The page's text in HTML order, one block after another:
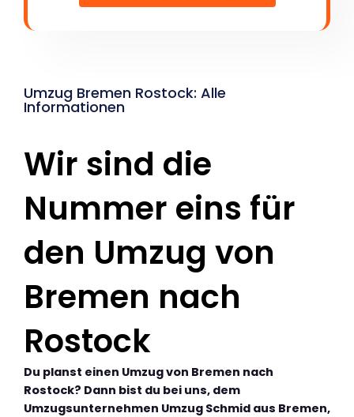
Umzug Bremen Rostock: Alle
Informationen
Wir sind die
Nummer eins für
den Umzug von
Bremen nach
Rostock
Du planst einen Umzug von Bremen nach
Rostock? Dann bist du bei uns, dem
Umzugsunternehmen Umzug Schmid aus Bremen,